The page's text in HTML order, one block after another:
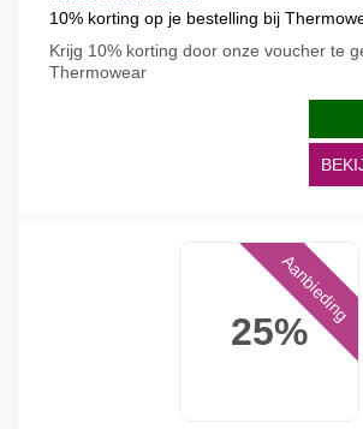
10% korting op je bestelling bij
Krijg 10% korting door onze voucher te
Thermowear
25%
Aanbieding